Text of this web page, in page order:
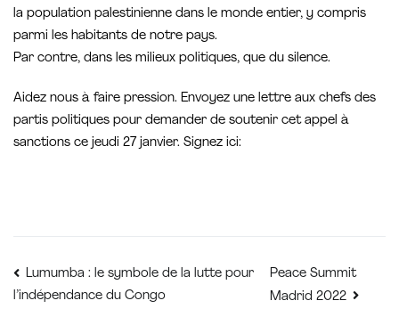
la population palestinienne dans le monde entier, y compris
parmi les habitants de notre pays.
Par contre, dans les milieux politiques, que du silence.
Aidez nous à faire pression. Envoyez une lettre aux chefs des
partis politiques pour demander de soutenir cet appel à
sanctions ce jeudi 27 janvier. Signez ici:
Navigation
Lumumba : le symbole de la lutte pour
l’indépendance du Congo
Peace Summit
Madrid 2022